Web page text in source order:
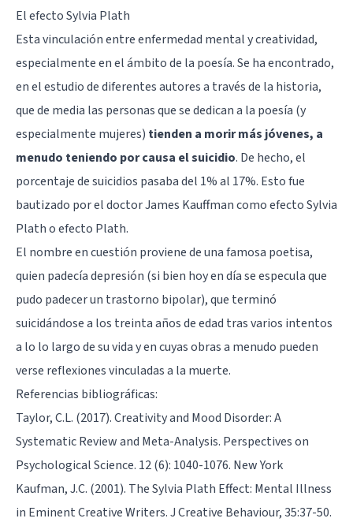
El efecto Sylvia Plath
Esta vinculación entre enfermedad mental y creatividad,
especialmente en el ámbito de la poesía. Se ha encontrado,
en el estudio de diferentes autores a través de la historia,
que de media las personas que se dedican a la poesía (y
especialmente mujeres) tienden a morir más jóvenes, a
menudo teniendo por causa el suicidio. De hecho, el
porcentaje de suicidios pasaba del 1% al 17%. Esto fue
bautizado por el doctor James Kauffman como efecto Sylvia
Plath o efecto Plath.
El nombre en cuestión proviene de una famosa poetisa,
quien padecía depresión (si bien hoy en día se especula que
pudo padecer un trastorno bipolar), que terminó
suicidándose a los treinta años de edad tras varios intentos
a lo lo largo de su vida y en cuyas obras a menudo pueden
verse reflexiones vinculadas a la muerte.
Referencias bibliográficas:
Taylor, C.L. (2017). Creativity and Mood Disorder: A
Systematic Review and Meta-Analysis. Perspectives on
Psychological Science. 12 (6): 1040-1076. New York
Kaufman, J.C. (2001). The Sylvia Plath Effect: Mental Illness
in Eminent Creative Writers. J Creative Behaviour, 35:37-50.